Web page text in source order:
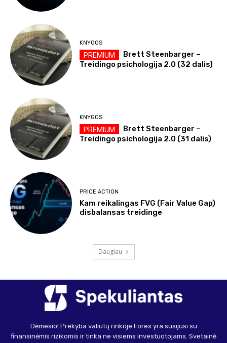
KNYGOS
Brett Steenbarger –
Treidingo psichologija 2.0 (32 dalis)
KNYGOS
Brett Steenbarger –
Treidingo psichologija 2.0 (31 dalis)
PRICE ACTION
Kam reikalingas FVG (Fair Value Gap)
disbalansas treidinge
Daugiau
Dėmesio! Prekyba valiutų rinkoje Forex yra susijusi su
finansinėmis rizikomis ir tinka ne visiems investuotojams. Svetainė